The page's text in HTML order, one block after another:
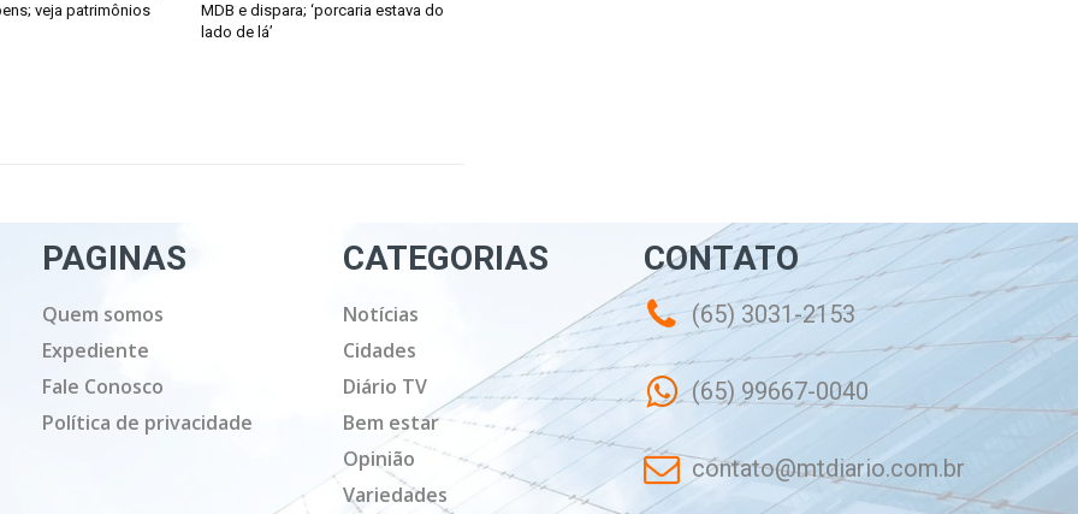
veja patrimônios
MDB e dispara; ‘porcaria estava do
lado de lá’
PAGINAS
Quem somos
Expediente
Fale Conosco
Política de privacidade
CATEGORIAS
Notícias
Cidades
Diário TV
Bem estar
Opinião
Variedades
CONTATO
(65) 3031-2153
(65) 99667-0040
contato@mtdiario.com.br